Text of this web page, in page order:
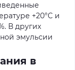
+20°С и
В других
эмульсии
в